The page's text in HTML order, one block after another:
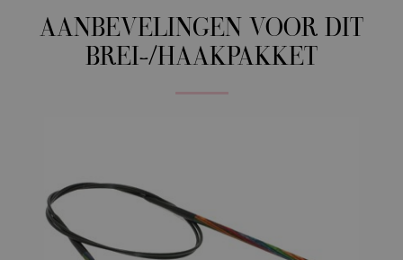
AANBEVELINGEN VOOR DIT
BREI-/HAAKPAKKET